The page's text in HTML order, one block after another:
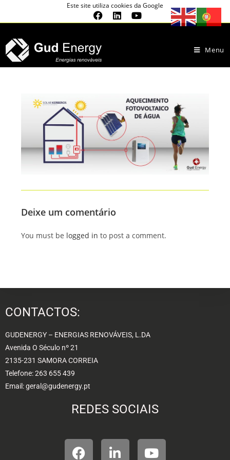
Este site utiliza cookies da Google
Menu
Deixe um comentário
You must be logged in to post a comment.
CONTACTOS:
GUDENERGY – ENERGIAS RENOVÁVEIS, L.DA
Avenida O Século nº 21
2135-231 SAMORA CORREIA
Telefone: 263 655 439
Email: geral@gudenergy.pt
REDES SOCIAIS